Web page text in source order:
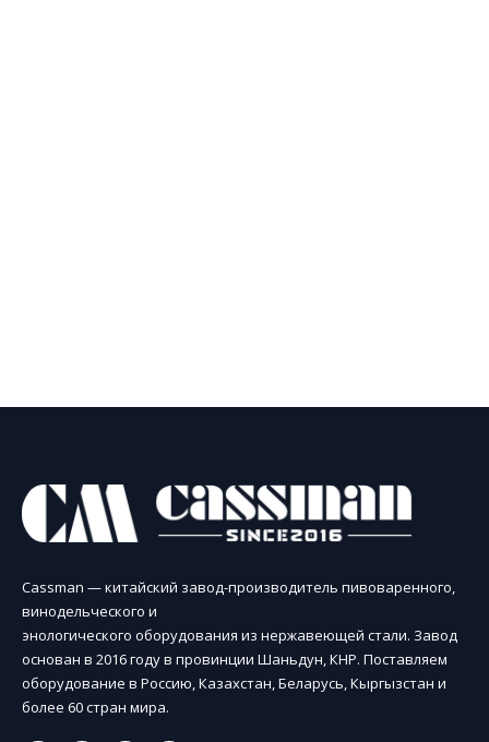
Cassman — китайский завод-производитель пивоваренного,
винодельческого и
энологического оборудования из нержавеющей стали. Завод
основан в 2016 году в провинции Шаньдун, КНР. Поставляем
оборудование в Россию, Казахстан, Беларусь, Кыргызстан и
более 60 стран мира.